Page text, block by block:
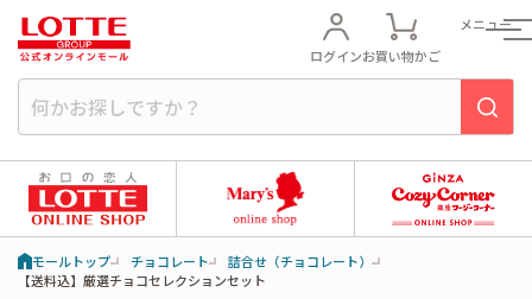
ログインお買い物かご
メニュー
モールトップ チョコレート
詰合せ（チョコレート）
【送料込】厳選チョコセレクションセット